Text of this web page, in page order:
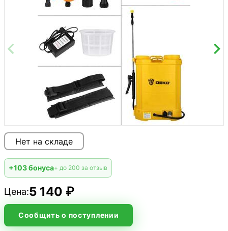
Нет на складе
+103 бонуса+ до 200 за отзыв
Цена:5 140 ₽
Сообщить о поступлении